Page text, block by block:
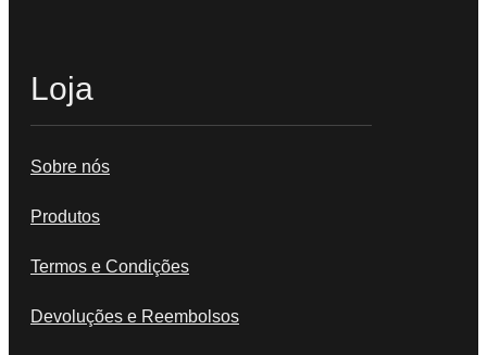
Loja
Sobre nós
Produtos
Termos e Condições
Devoluções e Reembolsos